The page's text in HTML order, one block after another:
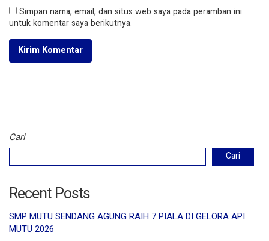
Simpan nama, email, dan situs web saya pada peramban ini
untuk komentar saya berikutnya.
Cari
Cari
Recent Posts
SMP MUTU SENDANG AGUNG RAIH 7 PIALA DI GELORA API
MUTU 2026